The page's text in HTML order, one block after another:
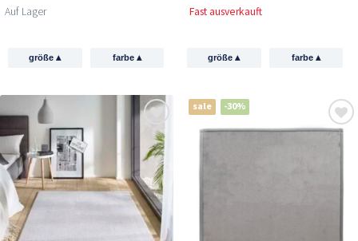
Auf Lager
größe▴ farbe ▴
Fast ausverkauft
größe▴ farbe ▴
sale -30%